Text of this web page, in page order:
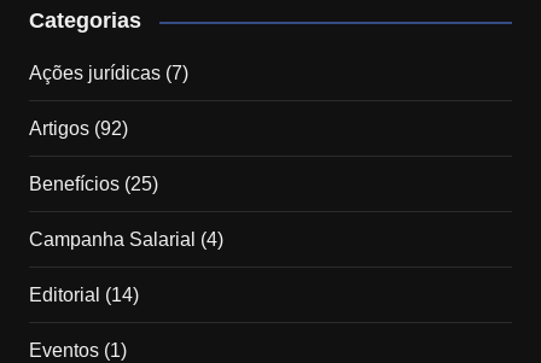
Categorias
Ações jurídicas(7)
Artigos(92)
Benefícios(25)
Campanha Salarial (4)
Editorial (14)
Eventos(1)